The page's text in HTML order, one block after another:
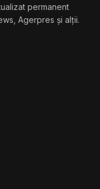
permanent
Agerpres și alții.